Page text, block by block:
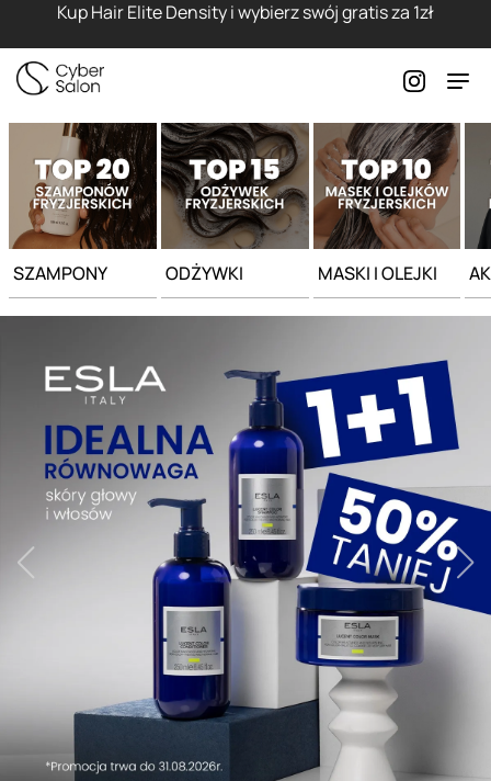
Kup Hair Elite Density i wybierz swój gratis za 1zł
SZAMPONY ODŻYWKI MASKI I OLEJKI
Strona główna - Cyber Salon